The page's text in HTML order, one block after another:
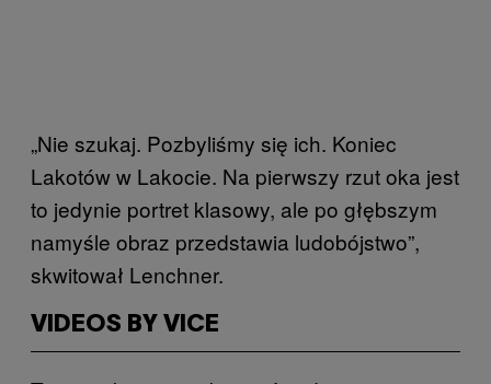
„Nie szukaj. Pozbyliśmy się ich. Koniec
Lakotów w Lakocie. Na pierwszy rzut oka jest
to jedynie portret klasowy, ale po głębszym
namyśle obraz przedstawia ludobójstwo”,
skwitował Lenchner.
VIDEOS BY VICE